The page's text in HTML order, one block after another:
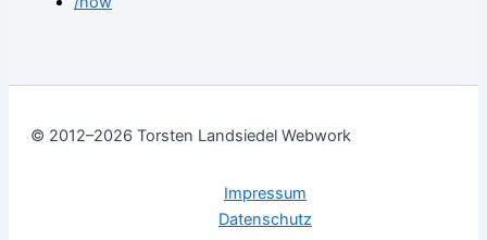
© 2012–2026 Torsten Landsiedel Webwork
Impressum
Datenschutz